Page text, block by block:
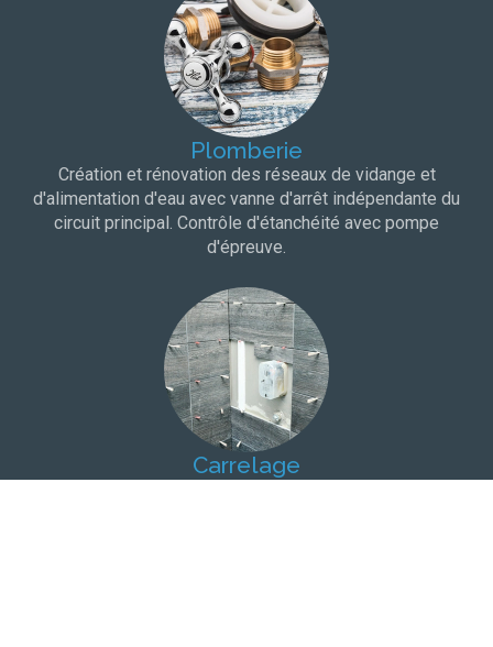
Plomberie
Création et rénovation des réseaux de vidange et
d'alimentation d'eau avec vanne d'arrêt indépendante du
circuit principal. Contrôle d'étanchéité avec pompe
d'épreuve.
Carrelage